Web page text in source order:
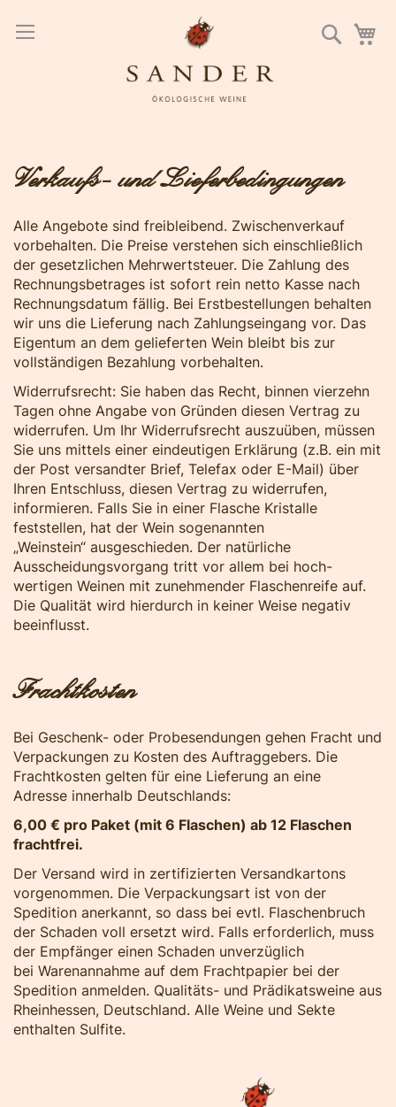
zum
Suche
Verkaufs- und Lieferbedingungen
Alle Angebote sind freibleibend. Zwischenverkauf
vorbehalten. Die Preise verstehen sich einschließlich
der gesetzlichen Mehrwertsteuer. Die Zahlung des
Rechnungsbetrages ist sofort rein netto Kasse nach
Rechnungsdatum fällig. Bei Erstbestellungen behalten
wir uns die Lieferung nach Zahlungseingang vor. Das
Eigentum an dem gelieferten Wein bleibt bis zur
vollständigen Bezahlung vorbehalten.
Widerrufsrecht: Sie haben das Recht, binnen vierzehn
Tagen ohne Angabe von Gründen diesen Vertrag zu
widerrufen. Um Ihr Widerrufsrecht auszuüben, müssen
Sie uns mittels einer eindeutigen Erklärung (z.B. ein mit
der Post versandter Brief, Telefax oder E-Mail) über
Ihren Entschluss, diesen Vertrag zu widerrufen,
informieren. Falls Sie in einer Flasche Kristalle
feststellen, hat der Wein sogenannten
„Weinstein“ ausgeschieden. Der natürliche
Ausscheidungsvorgang tritt vor allem bei hoch-
wertigen Weinen mit zunehmender Flaschenreife auf.
Die Qualität wird hierdurch in keiner Weise negativ
beeinflusst.
Frachtkosten
Bei Geschenk- oder Probesendungen gehen Fracht und
Verpackungen zu Kosten des Auftraggebers. Die
Frachtkosten gelten für eine Lieferung an eine
Adresse innerhalb Deutschlands:
6,00 € pro Paket (mit 6 Flaschen) ab 12 Flaschen
frachtfrei.
Der Versand wird in zertifizierten Versandkartons
vorgenommen. Die Verpackungsart ist von der
Spedition anerkannt, so dass bei evtl. Flaschenbruch
der Schaden voll ersetzt wird. Falls erforderlich, muss
der Empfänger einen Schaden unverzüglich
bei Warenannahme auf dem Frachtpapier bei der
Spedition anmelden. Qualitäts- und Prädikatsweine aus
Rheinhessen, Deutschland. Alle Weine und Sekte
enthalten Sulfite.